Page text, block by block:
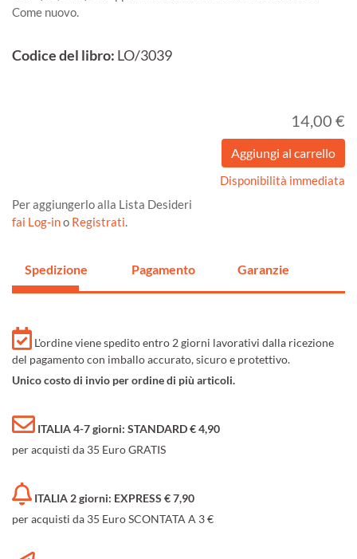
Come nuovo.
Codice del libro: LO/3039
14,00 €
Disponibilità immediata
Per aggiungerlo alla Lista Desideri
fai Log-ino Registrati.
Spedizione Pagamento Garanzie
L'ordine viene spedito entro 2 giorni lavorativi dalla ricezione
del pagamento con imballo accurato, sicuro e protettivo.
Unico costo di invio per ordine di più articoli.
ITALIA 4-7 giorni: STANDARD € 4,90
per acquisti da 35 Euro GRATIS
ITALIA 2 giorni: EXPRESS € 7,90
per acquisti da 35 Euro SCONTATA A 3 €